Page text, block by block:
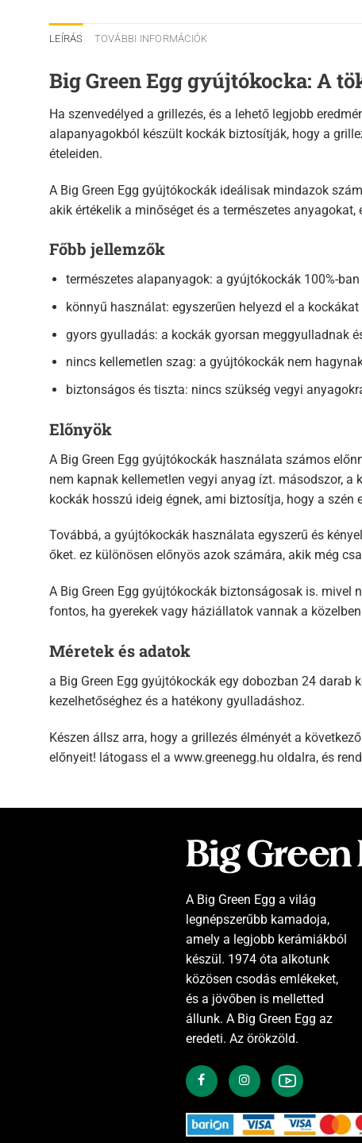
LEÍRÁS TOVÁBBI INFORMÁCIÓK
Big Green Egg gyújtókocka: A
Ha szenvedélyed a grillezés, és a lehető legjobb
alapanyagokból készült kockák biztosítják, hogy a
ételeiden.
A Big Green Egg gyújtókockák ideálisak mindazok
akik értékelik a minőséget és a természetes
Főbb jellemzők
természetes alapanyagok: a gyújtókockák 100%-
könnyű használat: egyszerűen helyezd el a
gyors gyulladás: a kockák gyorsan meggyulladnak
nincs kellemetlen szag: a gyújtókockák nem
biztonságos és tiszta: nincs szükség vegyi
Előnyök
A Big Green Egg gyújtókockák használata számos
nem kapnak kellemetlen vegyi anyag ízt. másodszor,
kockák hosszú ideig égnek, ami biztosítja, hogy a szén
Továbbá, a gyújtókockák használata egyszerű és
őket. ez különösen előnyös azok számára, akik még
A Big Green Egg gyújtókockák biztonságosak is.
fontos, ha gyerekek vagy háziállatok vannak a
Méretek és adatok
a Big Green Egg gyújtókockák egy dobozban 24
kezelhetőséghez és a hatékony gyulladáshoz.
Készen állsz arra, hogy a grillezés élményét a
előnyeit! látogass el a www.greenegg.hu oldalra, és
A Big Green Egg a világ
legnépszerűbb kamadoja,
amely a legjobb kerámiákból
készül. 1974 óta alkotunk
közösen csodás emlékeket,
és a jövőben is melletted
állunk. A Big Green Egg az
eredeti. Az örökzöld.